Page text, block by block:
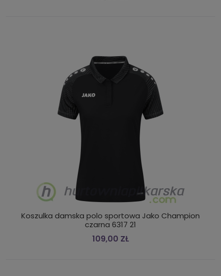
Koszulka damska polo sportowa Jako Champion
czarna 6317 21
109,00 ZŁ